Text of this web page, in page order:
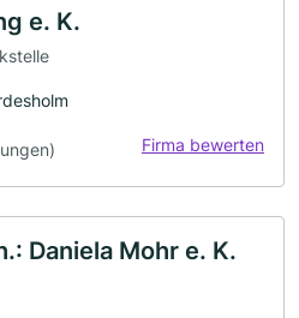
e. K.
Firma bewerten
Daniela Mohr e. K.